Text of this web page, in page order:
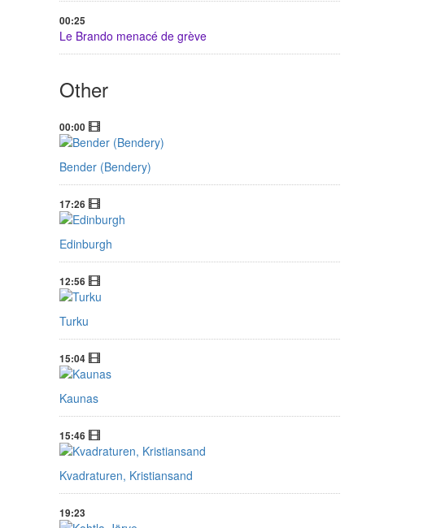
00:25
Le Brando menacé de grève
Other
00:00
Bender (Bendery)
17:26
Edinburgh
12:56
Turku
15:04
Kaunas
15:46
Kvadraturen, Kristiansand
19:23